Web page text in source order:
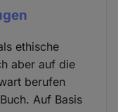
ethische
aber auf die
berufen
Auf Basis